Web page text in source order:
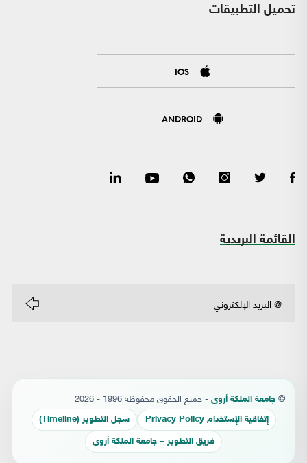
تحميل التطبيقات
IOS
ANDROID
القائمة البريدية
© جامعة الملكة أروى - جميع الحقوق محفوظة 1996 - 2026
إتفاقية الإستخدام Privacy Policy سجل التطوير (Timeline)
فريق التطوير – جامعة الملكة أروى